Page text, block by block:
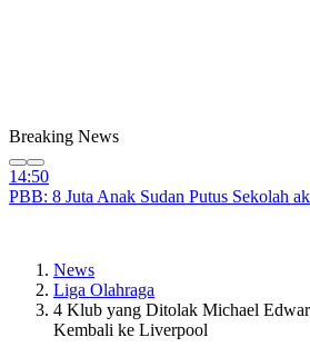
Breaking News
14:50
PBB: 8 Juta Anak Sudan Putus Sekolah
14:50
Pengalaman Pengabdian Purnatugas
Modal Kewirausahaan
News
Liga Olahraga
4 Klub yang Ditolak Michael
Kembali ke Liverpool